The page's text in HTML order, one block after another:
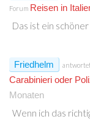
Forum Reisen in
Das ist ein schöner
Friedhelm
Carabinieri oder
Monaten
Wenn ich das